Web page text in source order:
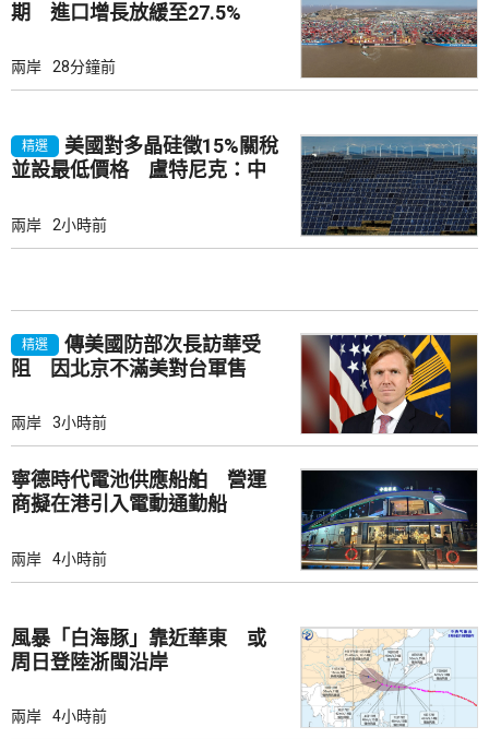
期 進口增長放緩至27.5%
兩岸 28分鐘前
精選
美國對多晶硅徵15%關稅
並設最低價格 盧特尼克：中
兩岸 2小時前
精選
傳美國防部次長訪華受
阻 因北京不滿美對台軍售
兩岸 3小時前
寧德時代電池供應船舶 營運
商擬在港引入電動通勤船
兩岸 4小時前
風暴「白海豚」靠近華東 或
周日登陸浙閩沿岸
兩岸 4小時前